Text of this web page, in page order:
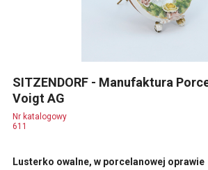
SITZENDORF - Manufaktura
Voigt AG
Nr katalogowy
611
Lusterko owalne, w porcelanowej oprawie